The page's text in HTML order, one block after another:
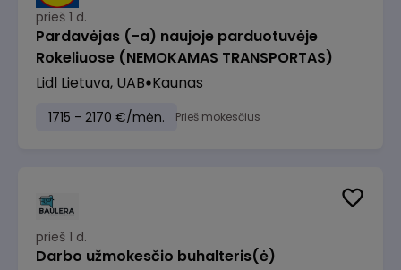
prieš 1 d.
Pardavėjas (-a) naujoje parduotuvėje
Rokeliuose (NEMOKAMAS TRANSPORTAS)
Lidl Lietuva, UAB Kaunas
1715 - 2170 €/mėn. Prieš mokesčius
prieš 1 d.
Darbo užmokesčio buhalteris(ė)